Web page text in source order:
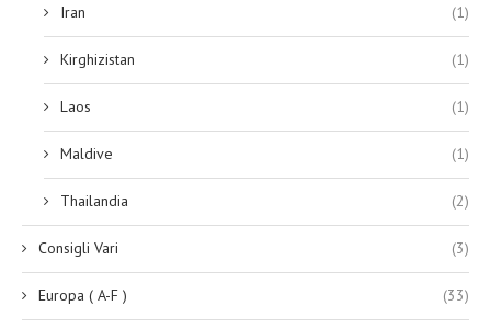
Iran (1)
Kirghizistan (1)
Laos (1)
Maldive (1)
Thailandia (2)
Consigli Vari (3)
Europa ( A-F ) (33)